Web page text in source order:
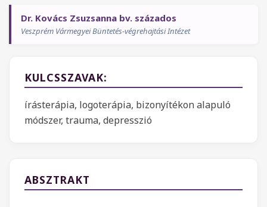
Dr. Kovács Zsuzsanna bv. százados
Veszprém Vármegyei Büntetés-végrehajtási Intézet
KULCSSZAVAK:
írásterápia, logoterápia, bizonyítékon alapuló
módszer, trauma, depresszió
ABSZTRAKT